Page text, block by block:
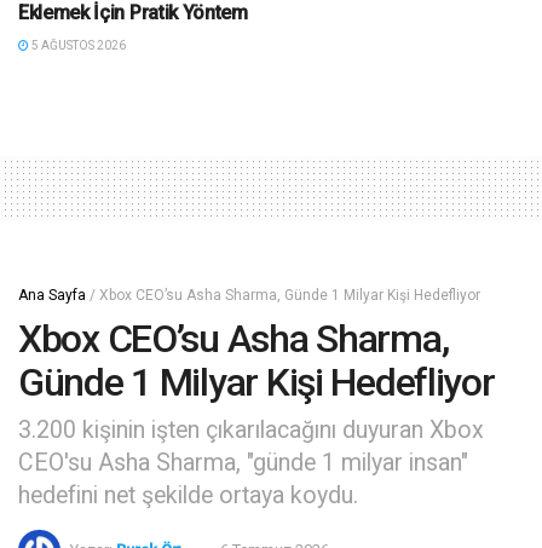
Eklemek İçin Pratik Yöntem
5 AĞUSTOS 2026
Ana Sayfa / Xbox CEO’su Asha Sharma, Günde 1 Milyar Kişi Hedefliyor
Xbox CEO’su Asha Sharma,
Günde 1 Milyar Kişi Hedefliyor
3.200 kişinin işten çıkarılacağını duyuran Xbox
CEO'su Asha Sharma, "günde 1 milyar insan"
hedefini net şekilde ortaya koydu.